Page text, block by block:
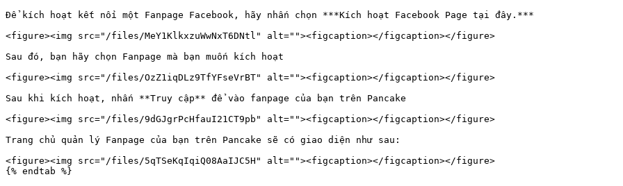
Để kích hoạt kết nối một Fanpage Facebook, hãy nhấn chọn ***Kích hoạt Facebook Page tại đây.***
<figure><img src="/files/MeY1KlkxzuWwNxT6DNtl" alt=""><figcaption></figcaption></figure>
Sau đó, bạn hãy chọn Fanpage mà bạn muốn kích hoạt
<figure><img src="/files/OzZ1iqDLz9TfYFseVrBT" alt=""><figcaption></figcaption></figure>
Sau khi kích hoạt, nhấn **Truy cập** để vào fanpage của bạn trên Pancake
<figure><img src="/files/9dGJgrPcHfauI21CT9pb" alt=""><figcaption></figcaption></figure>
Trang chủ quản lý Fanpage của bạn trên Pancake sẽ có giao diện như sau:
<figure><img src="/files/5qTSeKqIqiQ08AaIJC5H" alt=""><figcaption></figcaption></figure>
{% endtab %}